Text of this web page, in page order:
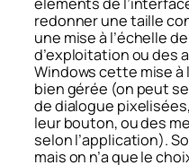
redonner une taille
une mise à l’échelle
d’exploitation ou des
Windows cette mise à
bien gérée (on peut
de dialogue
leur bouton, ou des
selon l’application).
mais on n’a que le